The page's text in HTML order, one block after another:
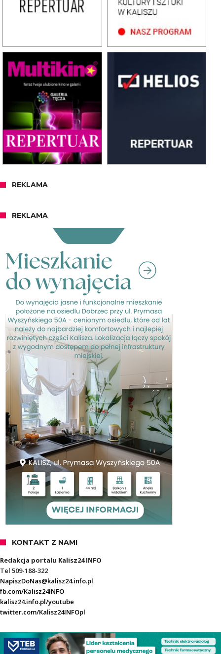
REKLAMA
REKLAMA
KONTAKT Z NAMI
Redakcja portalu Kalisz24 INFO
Tel 509-188-322
NapiszDoNas@kalisz24.info.pl
fb.com/Kalisz24INFO
kalisz24.info.pl/youtube
twitter.com/Kalisz24INFOpl